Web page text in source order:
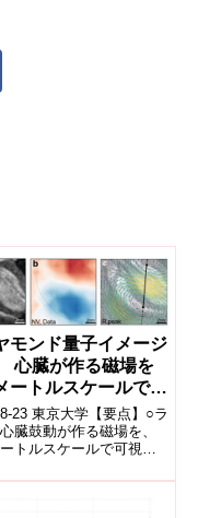
モンド量子イメージ
心臓が作る磁場を
ートルスケールで可
心疾患の発生機構
向けた新たなツー
23 東京大学【要点】○ラ
臓鼓動が作る磁場を、
トルスケールで可視化
いう高い分解能は、小